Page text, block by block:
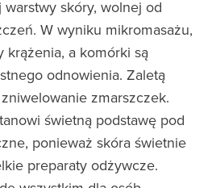
warstwy skóry, wolnej od
W wyniku mikromasażu,
a komórki są
odnowienia. Zaletą
zmarszczek.
świetną podstawę pod
ponieważ skóra świetnie
preparaty odżywcze.